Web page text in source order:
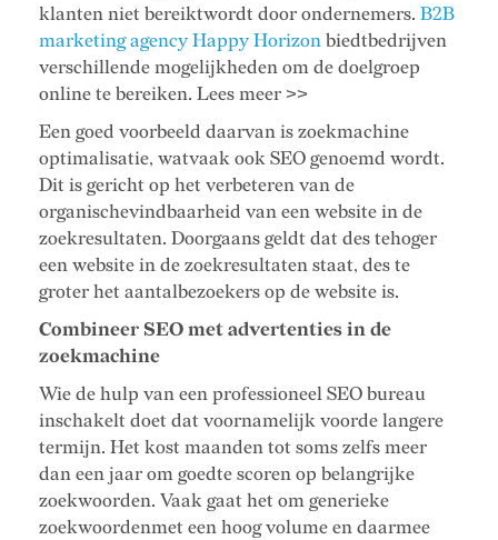
klanten niet bereiktwordt door ondernemers. B2B
marketing agency Happy Horizonbiedtbedrijven
verschillende mogelijkheden om de doelgroep
online te bereiken. Lees meer >>
Een goed voorbeeld daarvan is zoekmachine
optimalisatie, watvaak ook SEO genoemd wordt.
Dit is gericht op het verbeteren van de
organischevindbaarheid van een website in de
zoekresultaten. Doorgaans geldt dat des tehoger
een website in de zoekresultaten staat, des te
groter het aantalbezoekers op de website is.
Combineer SEO met advertenties in de
zoekmachine
Wie de hulp van een professioneel SEO bureau
inschakelt doet dat voornamelijk voorde langere
termijn. Het kost maanden tot soms zelfs meer
dan een jaar om goedte scoren op belangrijke
zoekwoorden. Vaak gaat het om generieke
zoekwoordenmet een hoog volume en daarmee